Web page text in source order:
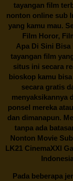
tayangan film
nonton online sub
yang kamu mau.
Film Horor,
Apa Di Sini Bisa
tayangan film
situs ini secara
bioskop kamu
secara gratis
menyaksikannya
ponsel mereka
dan dimanapun.
tanpa ada
Nonton Movie
LK21 CinemaXXI
Pada beberapa